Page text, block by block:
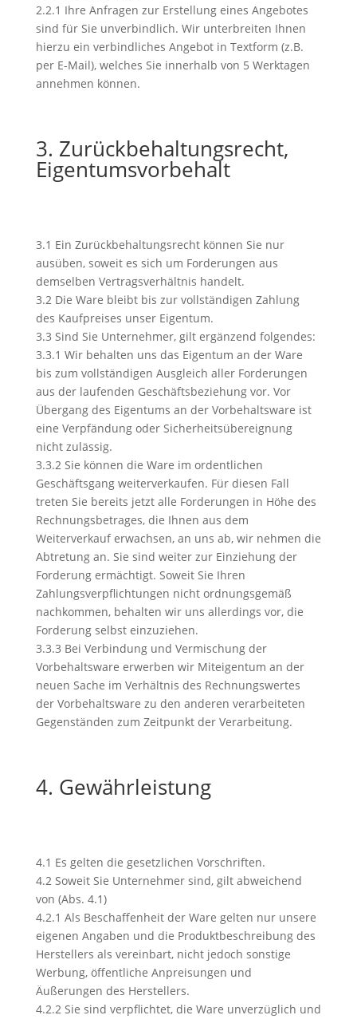
2.2.1 Ihre Anfragen zur Erstellung eines Angebotes
sind für Sie unverbindlich. Wir unterbreiten Ihnen
hierzu ein verbindliches Angebot in Textform (z.B.
per E-Mail), welches Sie innerhalb von 5 Werktagen
annehmen können.
3. Zurückbehaltungsrecht,
Eigentumsvorbehalt
3.1 Ein Zurückbehaltungsrecht können Sie nur
ausüben, soweit es sich um Forderungen aus
demselben Vertragsverhältnis handelt.
3.2 Die Ware bleibt bis zur vollständigen Zahlung
des Kaufpreises unser Eigentum.
3.3 Sind Sie Unternehmer, gilt ergänzend folgendes:
3.3.1 Wir behalten uns das Eigentum an der Ware
bis zum vollständigen Ausgleich aller Forderungen
aus der laufenden Geschäftsbeziehung vor. Vor
Übergang des Eigentums an der Vorbehaltsware ist
eine Verpfändung oder Sicherheitsübereignung
nicht zulässig.
3.3.2 Sie können die Ware im ordentlichen
Geschäftsgang weiterverkaufen. Für diesen Fall
treten Sie bereits jetzt alle Forderungen in Höhe des
Rechnungsbetrages, die Ihnen aus dem
Weiterverkauf erwachsen, an uns ab, wir nehmen die
Abtretung an. Sie sind weiter zur Einziehung der
Forderung ermächtigt. Soweit Sie Ihren
Zahlungsverpflichtungen nicht ordnungsgemäß
nachkommen, behalten wir uns allerdings vor, die
Forderung selbst einzuziehen.
3.3.3 Bei Verbindung und Vermischung der
Vorbehaltsware erwerben wir Miteigentum an der
neuen Sache im Verhältnis des Rechnungswertes
der Vorbehaltsware zu den anderen verarbeiteten
Gegenständen zum Zeitpunkt der Verarbeitung.
4. Gewährleistung
4.1 Es gelten die gesetzlichen Vorschriften.
4.2 Soweit Sie Unternehmer sind, gilt abweichend
von (Abs. 4.1)
4.2.1 Als Beschaffenheit der Ware gelten nur unsere
eigenen Angaben und die Produktbeschreibung des
Herstellers als vereinbart, nicht jedoch sonstige
Werbung, öffentliche Anpreisungen und
Äußerungen des Herstellers.
4.2.2 Sie sind verpflichtet, die Ware unverzüglich und